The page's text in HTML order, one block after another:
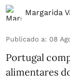
Margarida
Publicado a: 08
Portugal
alimentares